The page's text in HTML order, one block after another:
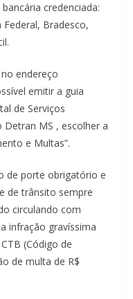
credenciada:
Bradesco,
endereço
emitir a guia
de Serviços
MS , escolher a
e Multas”.
de porte obrigatório e
de trânsito sempre
circulando com
infração gravíssima
(Código de
de multa de R$